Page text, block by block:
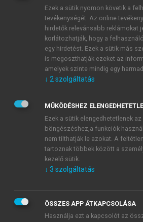
JELSZÓ ÚJRA
Kérek értesítést a MeRSZ
Kérek értesítést az Akadémiai Kiadó
Adatkezelési tájékoztatóban
veszem és elfogadom.
Általános vásárlási feltételeket,
mersz.huoldalak
tudomásul veszem és elfogadom.
KIPRÓBÁLOM
Ezek a sütik nyomon követik a
tevékenységét. Az online
hirdetők relevánsabb reklámokat
korlátozhatják, hogy a
egy hirdetést. Ezek a sütik más
is megoszthatják ezeket az
amelyek szinte mindig egy
↓ 2 szolgáltatás
MŰKÖDÉSHEZ
Ezek a sütik elengedhetetlenek
böngészéshez,a funkciók
nem tilthatják le azokat. A
tartoznak többek között a
kezelő sütik.
↓ 3 szolgáltatás
ÖSSZES APP ÁTKAPCSOLÁSA
Használja ezt a kapcsolót az